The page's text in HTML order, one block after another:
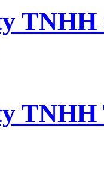
TNHH